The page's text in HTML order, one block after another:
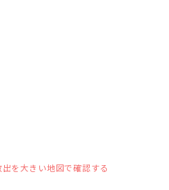
を大きい地図で確認する